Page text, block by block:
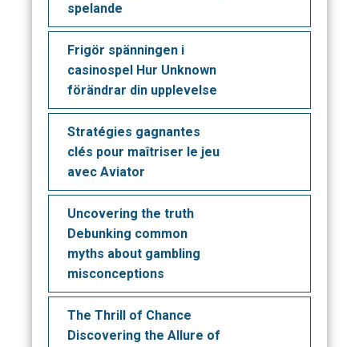
spelande
Frigör spänningen i
casinospel Hur Unknown
förändrar din upplevelse
Stratégies gagnantes
clés pour maîtriser le jeu
avec Aviator
Uncovering the truth
Debunking common
myths about gambling
misconceptions
The Thrill of Chance
Discovering the Allure of